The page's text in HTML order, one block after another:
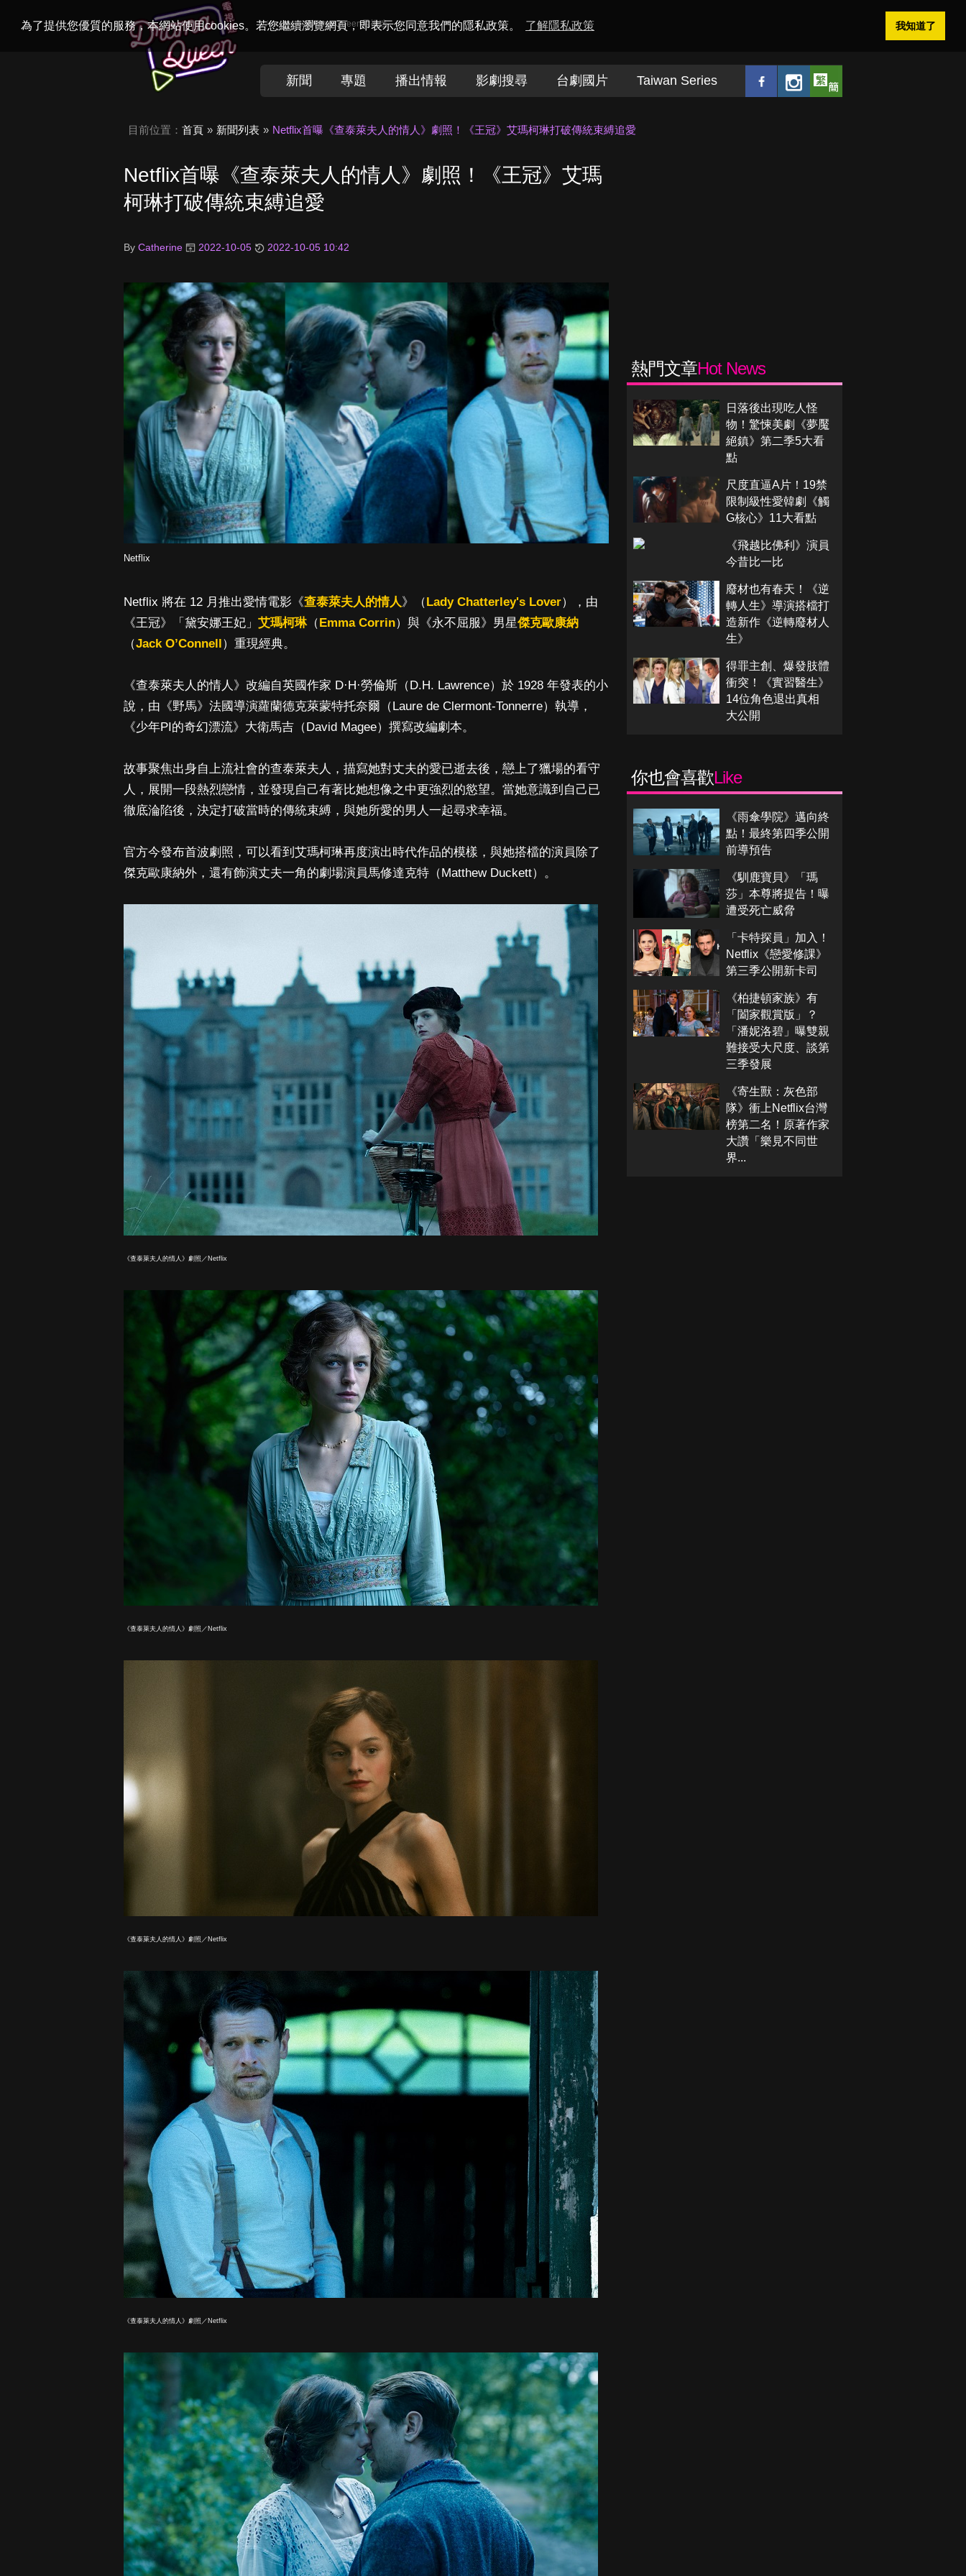
為了提供您優質的服務，本網站使用cookies。若您繼續瀏覽網頁，即表示您同意我們的隱私政策。 了解隱私政策 我知道了
Welcome toDramaQueen電視迷
新聞 專題 播出情報 影劇搜尋 台劇國片 Taiwan Series
目前位置： 首頁 新聞列表 Netflix首曝《查泰萊夫人的情人》劇照！《王冠》艾瑪柯琳打破傳統束縛追愛
Netflix首曝《查泰萊夫人的情人》劇照！《王冠》艾瑪
柯琳打破傳統束縛追愛
By Catherine 2022-10-05 2022-10-05 10:42
Netflix
Netflix 將在 12 月推出愛情電影《查泰萊夫人的情人》（Lady Chatterley's Lover），由
《王冠》「黛安娜王妃」 艾瑪柯琳（Emma Corrin）與《永不屈服》男星傑克歐康納
（Jack O’Connell）重現經典。
《查泰萊夫人的情人》改編自英國作家 D·H·勞倫斯（D.H. Lawrence）於 1928 年發表的小
說，由《野馬》法國導演蘿蘭德克萊蒙特托奈爾（Laure de Clermont-Tonnerre）執導，
《少年PI的奇幻漂流》大衛馬吉（David Magee）撰寫改編劇本。
故事聚焦出身自上流社會的查泰萊夫人，描寫她對丈夫的愛已逝去後，戀上了獵場的看守
人，展開一段熱烈戀情，並發現自己有著比她想像之中更強烈的慾望。當她意識到自己已
徹底淪陷後，決定打破當時的傳統束縛，與她所愛的男人一起尋求幸福。
官方今發布首波劇照，可以看到艾瑪柯琳再度演出時代作品的模樣，與她搭檔的演員除了
傑克歐康納外，還有飾演丈夫一角的劇場演員馬修達克特（Matthew Duckett）。
《查泰萊夫人的情人》劇照／Netflix
《查泰萊夫人的情人》劇照／Netflix
《查泰萊夫人的情人》劇照／Netflix
《查泰萊夫人的情人》劇照／Netflix
熱門文章Hot News
日落後出現吃人怪
物！驚悚美劇《夢魘
絕鎮》第二季5大看
點
尺度直逼A片！19禁
限制級性愛韓劇《觸
G核心》11大看點
《飛越比佛利》演員
今昔比一比
廢材也有春天！《逆
轉人生》導演搭檔打
造新作《逆轉廢材人
生》
得罪主創、爆發肢體
衝突！《實習醫生》
14位角色退出真相
大公開
你也會喜歡Like
《雨傘學院》邁向終
點！最終第四季公開
前導預告
《馴鹿寶貝》「瑪
莎」本尊將提告！曝
遭受死亡威脅
「卡特探員」加入！
Netflix《戀愛修課》
第三季公開新卡司
《柏捷頓家族》有
「闔家觀賞版」？
「潘妮洛碧」曝雙親
難接受大尺度、談第
三季發展
《寄生獸：灰色部
隊》衝上Netflix台灣
榜第二名！原著作家
大讚「樂見不同世
界...